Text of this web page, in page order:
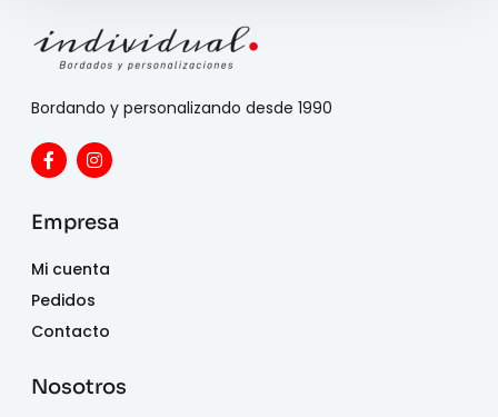
Bordando y personalizando desde 1990
Empresa
Mi cuenta
Pedidos
Contacto
Nosotros